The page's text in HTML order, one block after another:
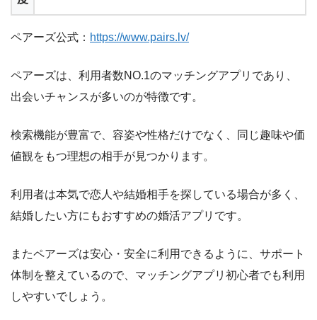
ペアーズ公式： https://www.pairs.lv/
ペアーズは、利用者数NO.1のマッチングアプリであり、
出会いチャンスが多いのが特徴です。
検索機能が豊富で、容姿や性格だけでなく、同じ趣味や価
値観をもつ理想の相手が見つかります。
利用者は本気で恋人や結婚相手を探している場合が多く、
結婚したい方にもおすすめの婚活アプリです。
またペアーズは安心・安全に利用できるように、サポート
体制を整えているので、マッチングアプリ初心者でも利用
しやすいでしょう。